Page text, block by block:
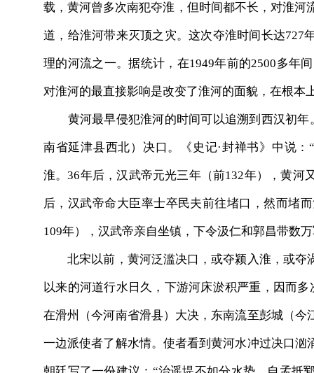
载，黄河曾多次南犯夺淮，但时间都不长，对淮
道，给淮河带来灭顶之灾。这次夺淮时间长达727
理的河流之一。据统计，在1949年前的2500多年
对淮河的最直接影响是改变了淮河的面貌，在根本
黄河最早侵犯淮河的时间可以追溯到西汉初年
南省延津县西北）决口。《史记·封禅书》中说
淮。36年后，汉武帝元光三年（前132年），黄
后，汉武帝命大臣率士卒民夫前往堵口，然而堵
109年），汉武帝亲自坐镇，下令汲仁和郭昌带数
北宋以前，黄河泛滥决口，或夺颍入淮，或夺
以来的河道行水日久，下游河床淤积严重，因而
在滑州（今河南省滑县）大决，东南流至彭城（
一边派使者了解水情。使者看到黄河水冲过决口